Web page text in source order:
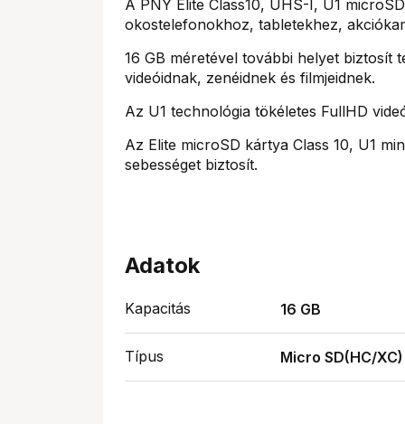
A PNY Elite Class10, UHS-I, U1
okostelefonokhoz, tabletekhez,
16 GB méretével további helyet biztosít
videóidnak, zenéidnek és filmjeidnek.
Az U1 technológia tökéletes FullHD
Az Elite microSD kártya Class 10, U1
sebességet biztosít.
Adatok
Kapacitás 16 GB
Típus Micro SD(HC/XC)